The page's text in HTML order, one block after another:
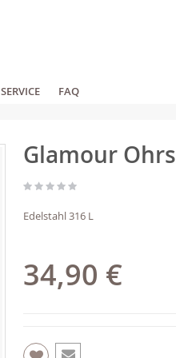
SERVICE FAQ
Glamour
Edelstahl 316 L
34,90 €